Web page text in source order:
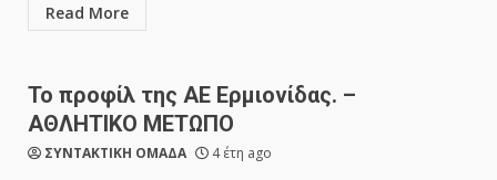
Read More
Το προφίλ της ΑΕ Ερμιονίδας. –
ΑΘΛΗΤΙΚΟ ΜΕΤΩΠΟ
ΣΥΝΤΑΚΤΙΚΗ ΟΜΑΔΑ 4 έτη ago